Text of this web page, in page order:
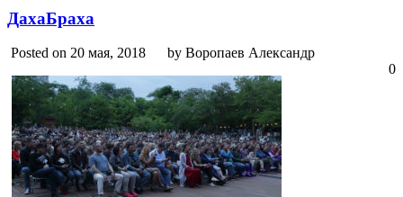
ДахаБраха
Posted on 20 мая, 2018
by Воропаев Александр
0